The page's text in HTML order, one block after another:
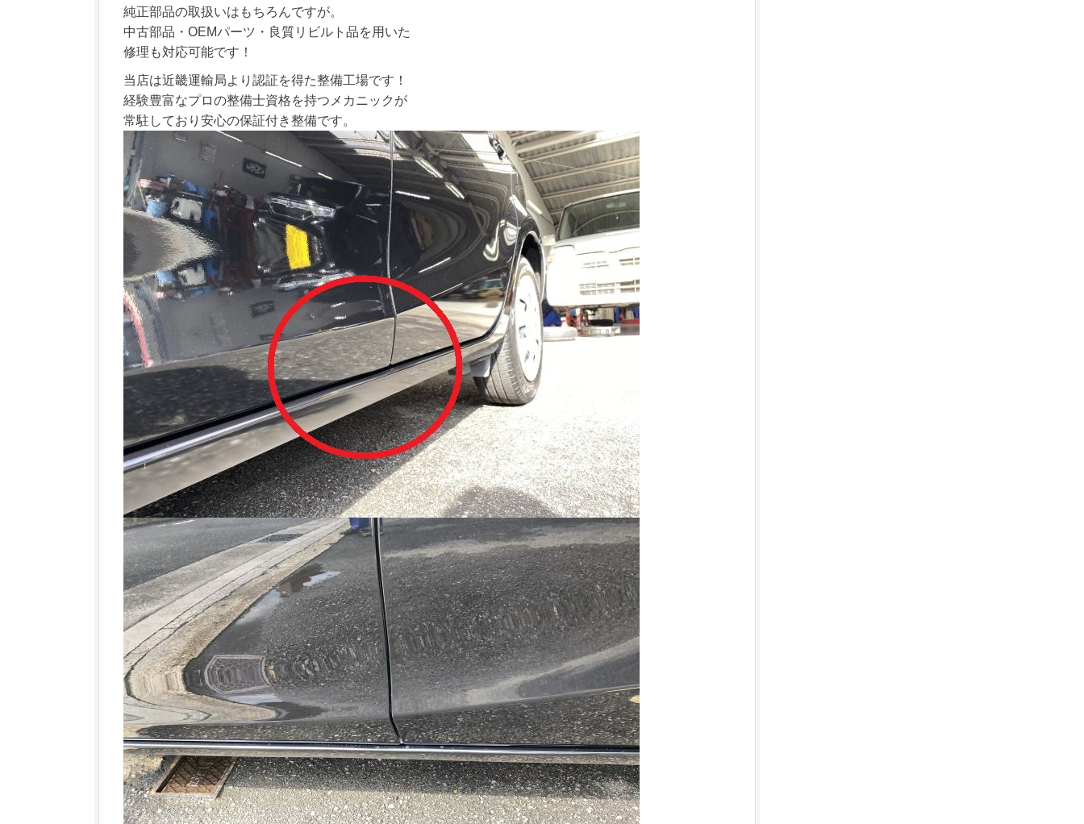
純正部品の取扱いはもちろんですが。
中古部品・OEMパーツ・良質リビルト品を用いた
修理も対応可能です！
当店は近畿運輸局より認証を得た整備工場です！
経験豊富なプロの整備士資格を持つメカニックが
常駐しており安心の保証付き整備です。